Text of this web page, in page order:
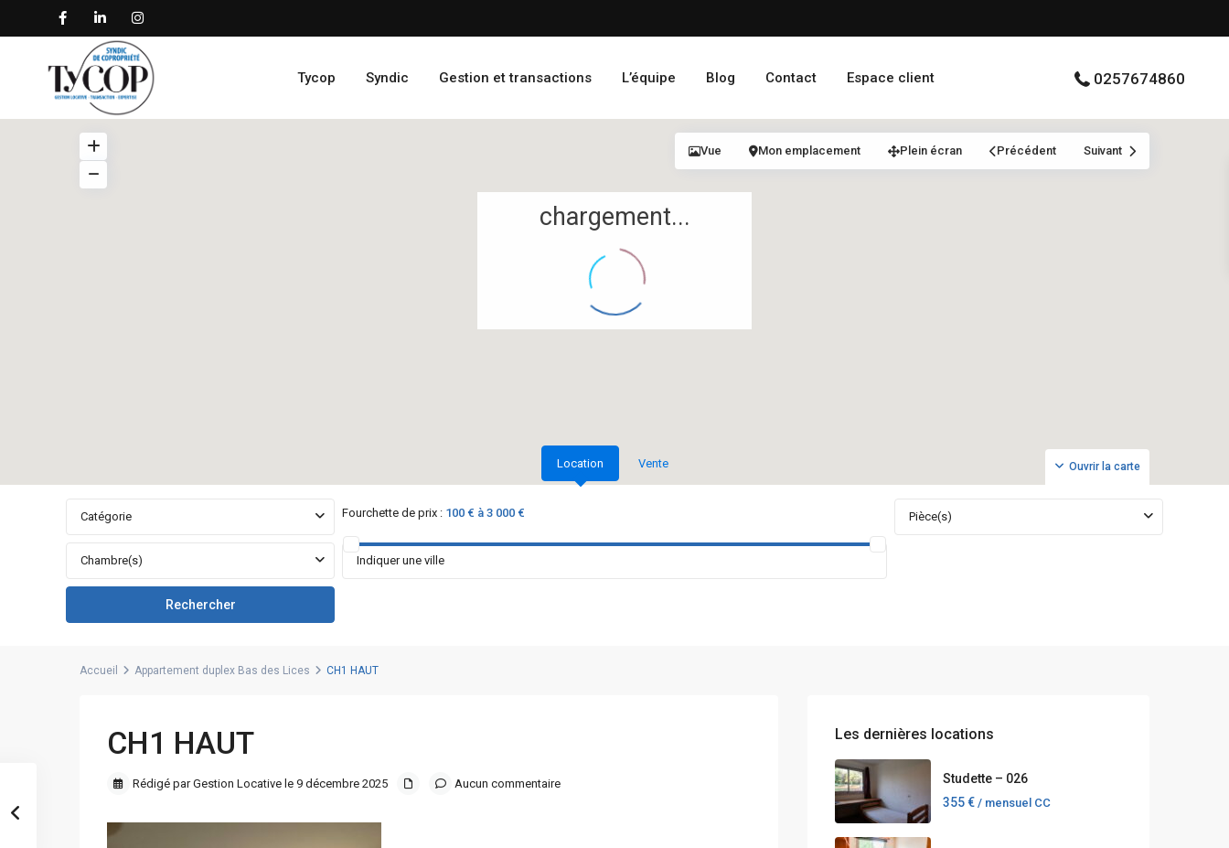
Tycop Syndic Gestion et transactions L’équipe Blog Contact Espace client 0257674860
chargement...
Ouvrir la carte
Vue Mon emplacement Plein écran Précédent Suivant
Location Vente
Catégorie Fourchette de prix : 100 € à 3 000 € Pièce(s)
Chambre(s)
Accueil Appartement duplex Bas des Lices CH1 HAUT
CH1 HAUT
Rédigé par Gestion Locative le 9 décembre 2025 Aucun commentaire
Les dernières locations
Studette – 026
355 € / mensuel CC